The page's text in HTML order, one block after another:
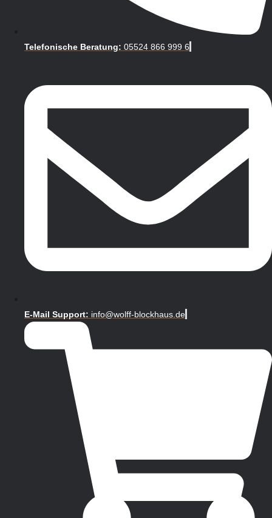
Telefonische Beratung: 05524 866 999 6
E-Mail Support: info@wolff-blockhaus.de